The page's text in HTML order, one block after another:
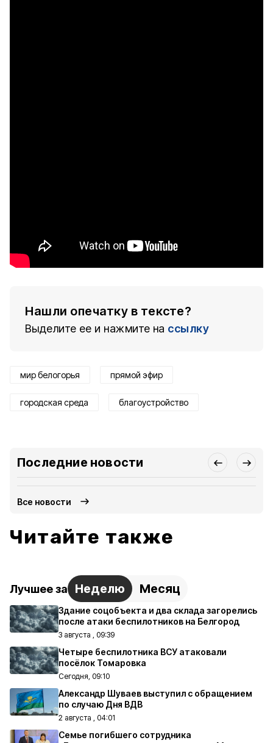
Нашли опечатку в тексте?
Выделите ее и нажмите на ссылку
мир белогорья прямой эфир
городская среда благоустройство
Последние новости
Все новости
Читайте также
Лучшее за Неделю Месяц
Здание соцобъекта и два склада загорелись
после атаки беспилотников на Белгород
3 августа , 09:39
Четыре беспилотника ВСУ атаковали
посёлок Томаровка
Сегодня, 09:10
Александр Шуваев выступил с обращением
по случаю Дня ВДВ
2 августа , 04:01
Семье погибшего сотрудника